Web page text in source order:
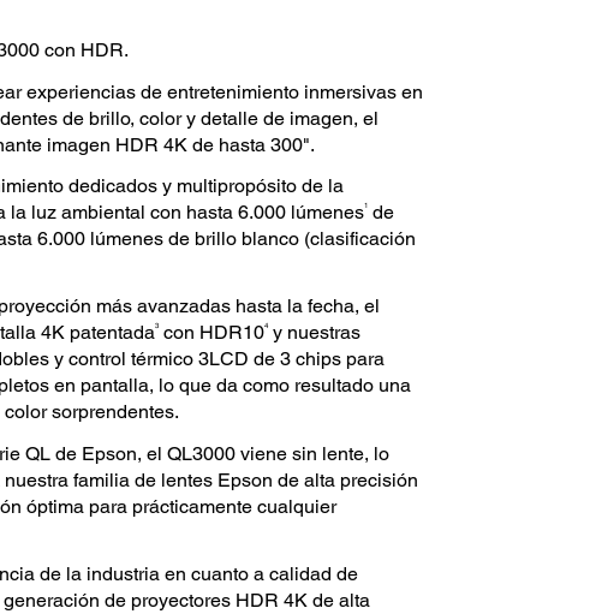
con HDR.
experiencias de entretenimiento inmersivas en
de brillo, color y detalle de imagen, el
imagen HDR 4K de hasta 300".
dedicados y multipropósito de la
luz ambiental con hasta 6.000 lúmenes1de
6.000 lúmenes de brillo blanco (clasificación
más avanzadas hasta la fecha, el
4K patentada3con HDR104y nuestras
y control térmico 3LCD de 3 chips para
en pantalla, lo que da como resultado una
sorprendentes.
QL de Epson, el QL3000 viene sin lente, lo
familia de lentes Epson de alta precisión
óptima para prácticamente cualquier
de la industria en cuanto a calidad de
de proyectores HDR 4K de alta